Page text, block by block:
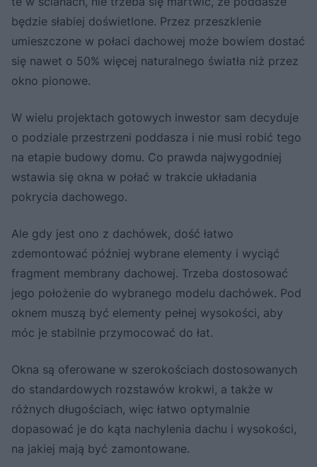
będzie słabiej doświetlone. Przez przeszklenie
umieszczone w połaci dachowej może bowiem dostać
się nawet o 50% więcej naturalnego światła niż przez
okno pionowe.
W wielu projektach gotowych inwestor sam decyduje
o podziale przestrzeni poddasza i nie musi robić tego
na etapie budowy domu. Co prawda najwygodniej
wstawia się okna w połać w trakcie układania
pokrycia dachowego.
Ale gdy jest ono z dachówek, dość łatwo
zdemontować później wybrane elementy i wyciąć
fragment membrany dachowej. Trzeba dostosować
jego położenie do wybranego modelu dachówek. Pod
oknem muszą być elementy pełnej wysokości, aby
móc je stabilnie przymocować do łat.
Okna są oferowane w szerokościach dostosowanych
do standardowych rozstawów krokwi, a także w
różnych długościach, więc łatwo optymalnie
dopasować je do kąta nachylenia dachu i wysokości,
na jakiej mają być zamontowane.